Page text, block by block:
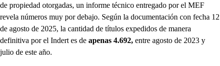
de propiedad otorgadas, un informe técnico entregado por el MEF
revela números muy por debajo. Según la documentación con fecha 12
de agosto de 2025, la cantidad de títulos expedidos de manera
definitiva por el Indert es de apenas 4.692, entre agosto de 2023 y
julio de este año.